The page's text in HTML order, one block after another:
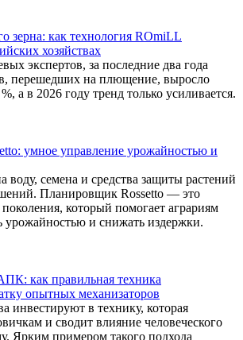
зерна: как технология ROmiLL
хозяйствах
экспертов, за последние два года
перешедших на плющение, выросло
а в 2026 году тренд только усиливается.
умное управление урожайностью и
воду, семена и средства защиты растений
Планировщик Rossetto — это
который помогает аграриям
урожайностью и снижать издержки.
как правильная техника
опытных механизаторов
инвестируют в технику, которая
и сводит влияние человеческого
Ярким примером такого подхода